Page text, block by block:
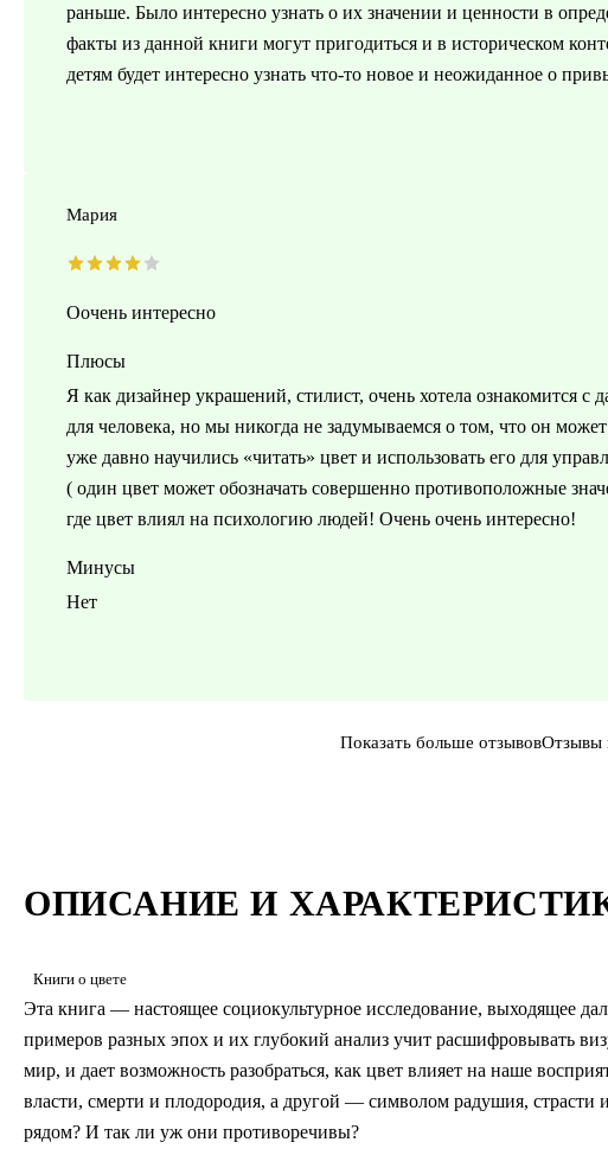
ОПИСАНИЕ И
Книги о цвете
Эта книга — настоящее социокультурное исследование, выходящее
примеров разных эпох и их глубокий анализ учит расшифровывать
мир, и дает возможность разобраться, как цвет влияет на наше
власти, смерти и плодородия, а другой — символом радушия,
рядом? И так ли уж они противоречивы?
раньше. Было интересно узнать о их значении и ценности в
факты из данной книги могут пригодиться и в историческом
детям будет интересно узнать что-то новое и неожиданное о
Мария
Оочень интересно
Плюсы
Я как дизайнер украшений, стилист, очень хотела ознакомится
для человека, но мы никогда не задумываемся о том, что он
уже давно научились «читать» цвет и использовать его для
( один цвет может обозначать совершенно противоположные
где цвет влиял на психологию людей! Очень очень интересно!
Минусы
Нет
Показать больше отзывовОтзывы